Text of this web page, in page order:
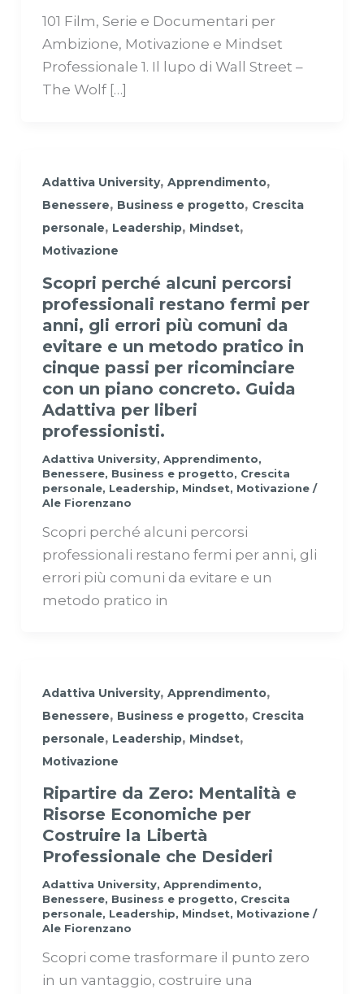
101 Film, Serie e Documentari per
Ambizione, Motivazione e Mindset
Professionale 1. Il lupo di Wall Street –
The Wolf […]
Adattiva University, Apprendimento,
Benessere, Business e progetto, Crescita
personale, Leadership, Mindset,
Motivazione
Scopri perché alcuni percorsi
professionali restano fermi per
anni, gli errori più comuni da
evitare e un metodo pratico in
cinque passi per ricominciare
con un piano concreto. Guida
Adattiva per liberi
professionisti.
Adattiva University, Apprendimento,
Benessere, Business e progetto, Crescita
personale, Leadership, Mindset, Motivazione/
Ale Fiorenzano
Scopri perché alcuni percorsi
professionali restano fermi per anni, gli
errori più comuni da evitare e un
metodo pratico in
Adattiva University, Apprendimento,
Benessere, Business e progetto, Crescita
personale, Leadership, Mindset,
Motivazione
Ripartire da Zero: Mentalità e
Risorse Economiche per
Costruire la Libertà
Professionale che Desideri
Adattiva University, Apprendimento,
Benessere, Business e progetto, Crescita
personale, Leadership, Mindset, Motivazione/
Ale Fiorenzano
Scopri come trasformare il punto zero
in un vantaggio, costruire una